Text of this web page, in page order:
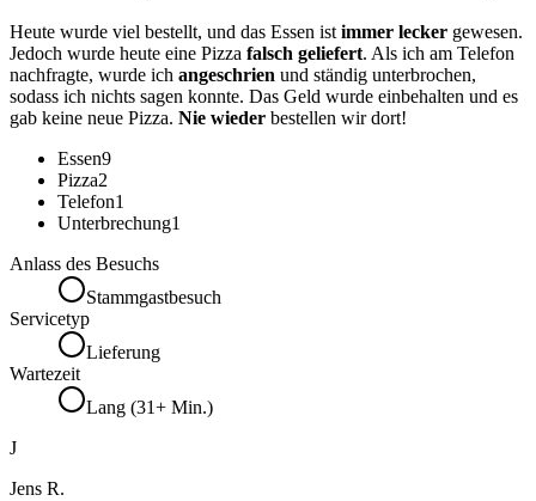
Heute wurde viel bestellt, und das Essen ist immer lecker gewesen.
Jedoch wurde heute eine Pizza falsch geliefert. Als ich am Telefon
nachfragte, wurde ich angeschrien und ständig unterbrochen,
sodass ich nichts sagen konnte. Das Geld wurde einbehalten und es
gab keine neue Pizza. Nie wieder bestellen wir dort!
Essen9
Pizza2
Telefon1
Unterbrechung1
Anlass des Besuchs
Stammgastbesuch
Servicetyp
Lieferung
Wartezeit
Lang (31+ Min.)
J
Jens R.